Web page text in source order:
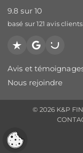
9.8 sur 10
basé sur 121 avis clients
Trustpilot
Google
Avis et
Nous rejoindre
© 2026 K&P
Réglages cookies